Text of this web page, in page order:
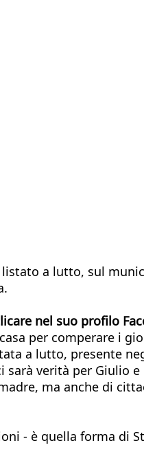
listato a lutto, sul
nel suo profilo
per comperare i
a lutto, presente
sarà verità per Giulio
ma anche di
- è quella forma di